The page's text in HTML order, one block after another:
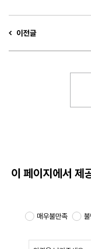
이전글
이 페이지에서 제
매우불만족